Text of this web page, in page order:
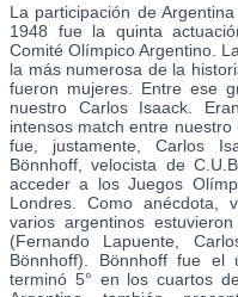
La participación de
1948 fue la quinta
Comité Olímpico Argentino.
la más numerosa de la
fueron mujeres. Entre ese
nuestro Carlos Isaack.
intensos match entre
fue, justamente, Carlos
Bönnhoff, velocista de
acceder a los Juegos
Londres. Como anécdota,
varios argentinos
(Fernando Lapuente,
Bönnhoff). Bönnhoff fue
terminó 5° en los cuartos